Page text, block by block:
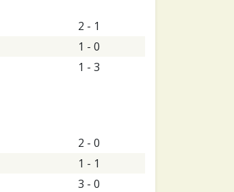
2 - 1
1 - 0
1 - 3
2 - 0
1 - 1
3 - 0